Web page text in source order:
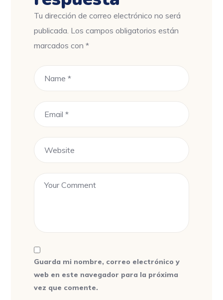
Tu dirección de correo electrónico no será
publicada. Los campos obligatorios están
marcados con*
Guarda mi nombre, correo electrónico y
web en este navegador para la próxima
vez que comente.